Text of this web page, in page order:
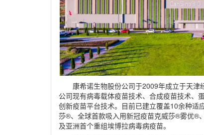
康希诺生物股份公司于2009年成立于天津
公司现有病毒载体疫苗技术、合成疫苗技术、
创新疫苗平台技术。目前已建立覆盖10余种适
莎®、全球首款吸入用新冠疫苗克威莎®雾优®
及亚洲首个重组埃博拉病毒病疫苗。